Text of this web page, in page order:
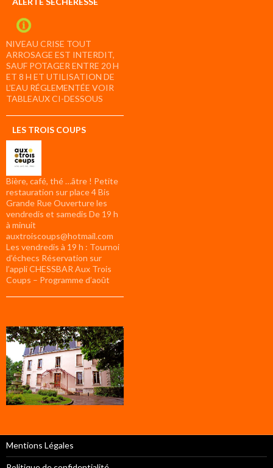
NIVEAU CRISE TOUT
ARROSAGE EST INTERDIT,
SAUF POTAGER ENTRE 20 H
ET 8 H ET UTILISATION DE
L’EAU RÉGLEMENTÉE VOIR
TABLEAUX CI-DESSOUS
LES TROIS COUPS
Bière, café, thé …âtre ! Petite
restauration sur place 4 Bis
Grande Rue Ouverture les
vendredis et samedis De 19 h
à minuit
auxtroiscoups@hotmail.com
Les vendredis à 19 h : Tournoi
d’échecs Réservation sur
l’appli CHESSBAR Aux Trois
Coups – Programme d’août
Mentions Légales